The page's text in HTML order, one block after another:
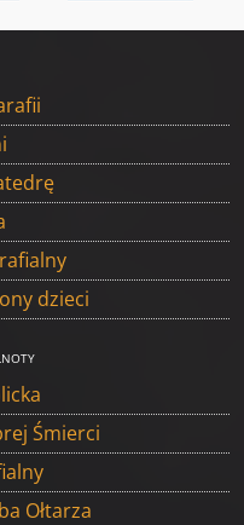
dzieci
Śmierci
Ołtarza